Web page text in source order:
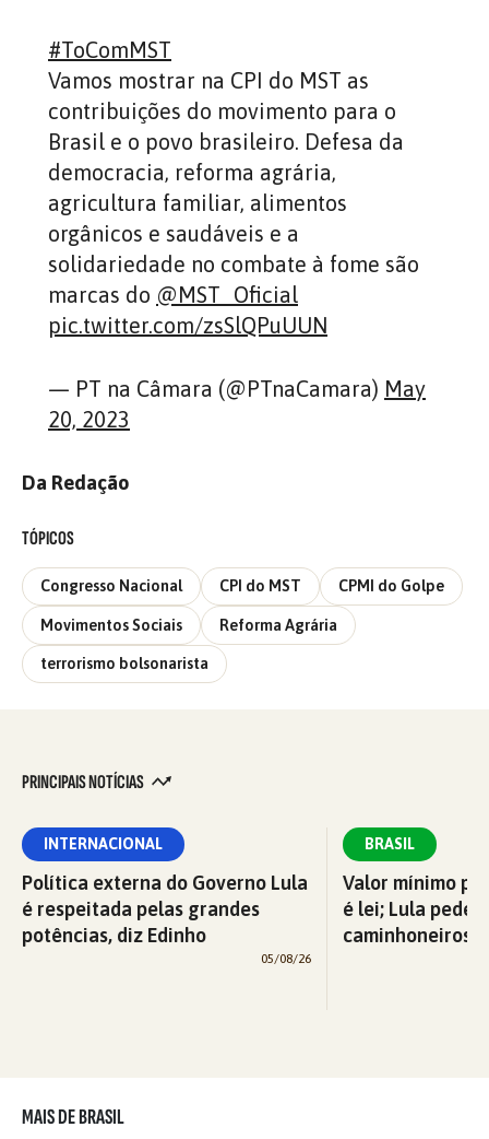
#ToComMST
Vamos mostrar na CPI do MST as
contribuições do movimento para o
Brasil e o povo brasileiro. Defesa da
democracia, reforma agrária,
agricultura familiar, alimentos
orgânicos e saudáveis e a
solidariedade no combate à fome são
marcas do @MST_Oficial
pic.twitter.com/zsSlQPuUUN
— PT na Câmara (@PTnaCamara) May
20, 2023
Da Redação
TÓPICOS
Congresso Nacional CPI do MST CPMI do Golpe
Movimentos Sociais Reforma Agrária
terrorismo bolsonarista
PRINCIPAIS NOTÍCIAS
INTERNACIONAL
Política externa do Governo Lula
é respeitada pelas grandes
potências, diz Edinho
05/08/26
BRASIL
Valor mínimo
é lei; Lula pede
caminhoneiros
MAIS DE BRASIL